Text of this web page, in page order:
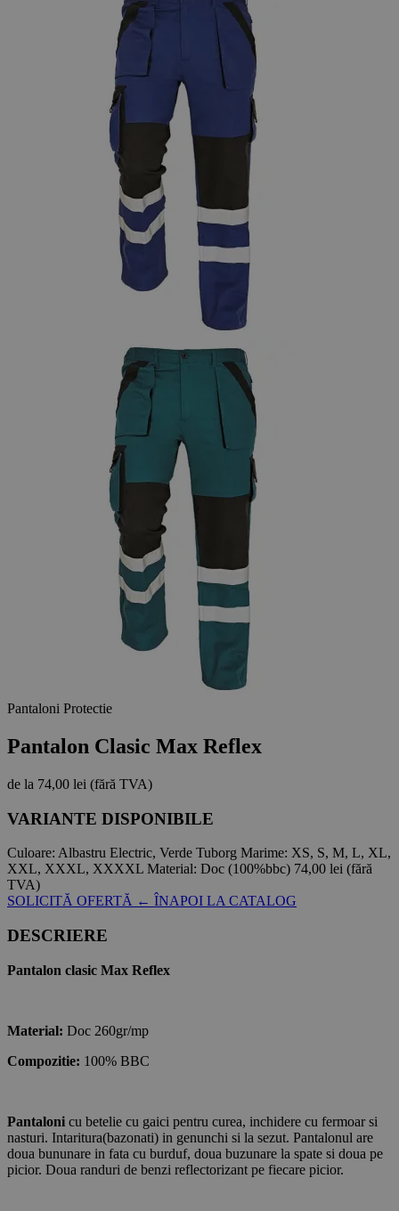
Pantaloni Protectie
Pantalon Clasic Max Reflex
de la 74,00 lei (fără TVA)
VARIANTE DISPONIBILE
Culoare: Albastru Electric, Verde Tuborg Marime: XS, S, M, L, XL,
XXL, XXXL, XXXXL Material: Doc (100%bbc) 74,00 lei (fără
TVA)
SOLICITĂ OFERTĂ ← ÎNAPOI LA CATALOG
DESCRIERE
Pantalon clasic Max Reflex
Material: Doc 260gr/mp
Compozitie: 100% BBC
Pantaloni cu betelie cu gaici pentru curea, inchidere cu fermoar si
nasturi. Intaritura(bazonati) in genunchi si la sezut. Pantalonul are
doua bununare in fata cu burduf, doua buzunare la spate si doua pe
picior. Doua randuri de benzi reflectorizant pe fiecare picior.